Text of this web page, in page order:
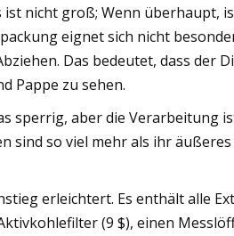
nicht groß; Wenn überhaupt,
eignet sich nicht
Das bedeutet, dass der
Pappe zu sehen.
sperrig, aber die Verarbeitung
sind so viel mehr als ihr
erleichtert. Es enthält alle
(9 $), einen